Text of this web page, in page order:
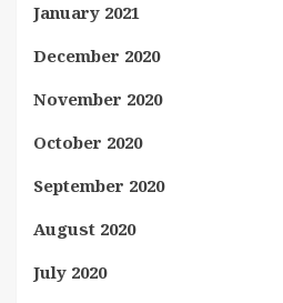
January 2021
December 2020
November 2020
October 2020
September 2020
August 2020
July 2020